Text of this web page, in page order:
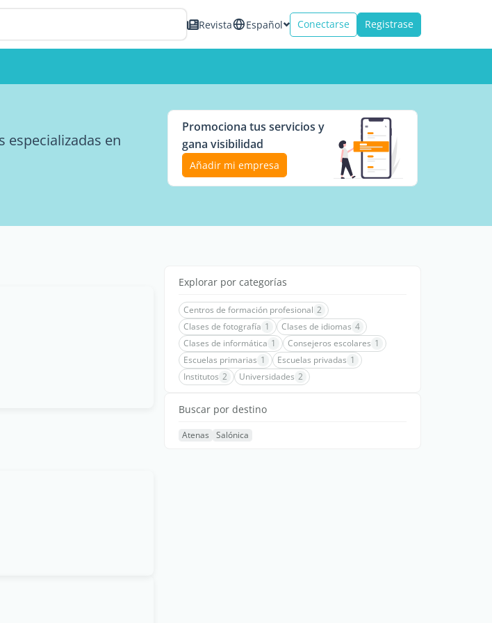
Revista Español Conectarse Registrase
en
Promociona tus servicios y
gana visibilidad
Añadir mi empresa
Explorar por categorías
Centros de formación profesional 2
Clases de fotografía 1 Clases de idiomas 4
Clases de informática 1 Consejeros escolares 1
Escuelas primarias 1 Escuelas privadas 1
Institutos 2 Universidades 2
Buscar por destino
Atenas Salónica